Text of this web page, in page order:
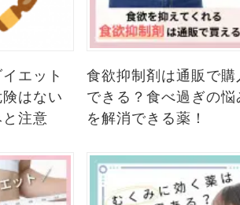
エット
はない
注意
食欲抑制剤は通販で購
できる？食べ過ぎの悩
を解消できる薬！